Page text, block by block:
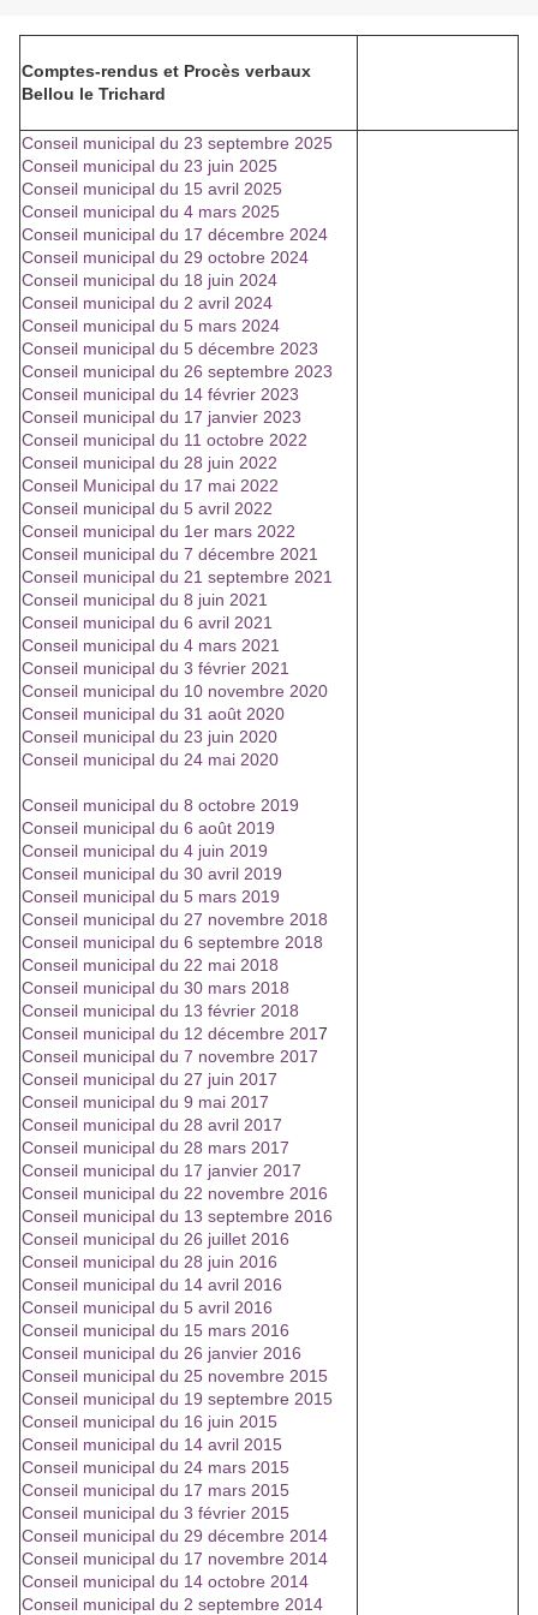
Comptes-rendus et Procès verbaux
Bellou le Trichard
Conseil municipal du 23 septembre 2025
Conseil municipal du 23 juin 2025
Conseil municipal du 15 avril 2025
Conseil municipal du 4 mars 2025
Conseil municipal du 17 décembre 2024
Conseil municipal du 29 octobre 2024
Conseil municipal du 18 juin 2024
Conseil municipal du 2 avril 2024
Conseil municipal du 5 mars 2024
Conseil municipal du 5 décembre 2023
Conseil municipal du 26 septembre 2023
Conseil municipal du 14 février 2023
Conseil municipal du 17 janvier 2023
Conseil municipal du 11 octobre 2022
Conseil municipal du 28 juin 2022
Conseil Municipal du 17 mai 2022
Conseil municipal du 5 avril 2022
Conseil municipal du 1er mars 2022
Conseil municipal du 7 décembre 2021
Conseil municipal du 21 septembre 2021
Conseil municipal du 8 juin 2021
Conseil municipal du 6 avril 2021
Conseil municipal du 4 mars 2021
Conseil municipal du 3 février 2021
Conseil municipal du 10 novembre 2020
Conseil municipal du 31 août 2020
Conseil municipal du 23 juin 2020
Conseil municipal du 24 mai 2020
Conseil municipal du 8 octobre 2019
Conseil municipal du 6 août 2019
Conseil municipal du 4 juin 2019
Conseil municipal du 30 avril 2019
Conseil municipal du 5 mars 2019
Conseil municipal du 27 novembre 2018
Conseil municipal du 6 septembre 2018
Conseil municipal du 22 mai 2018
Conseil municipal du 30 mars 2018
Conseil municipal du 13 février 2018
Conseil municipal du 12 décembre 2017
Conseil municipal du 7 novembre 2017
Conseil municipal du 27 juin 2017
Conseil municipal du 9 mai 2017
Conseil municipal du 28 avril 2017
Conseil municipal du 28 mars 2017
Conseil municipal du 17 janvier 2017
Conseil municipal du 22 novembre 2016
Conseil municipal du 13 septembre 2016
Conseil municipal du 26 juillet 2016
Conseil municipal du 28 juin 2016
Conseil municipal du 14 avril 2016
Conseil municipal du 5 avril 2016
Conseil municipal du 15 mars 2016
Conseil municipal du 26 janvier 2016
Conseil municipal du 25 novembre 2015
Conseil municipal du 19 septembre 2015
Conseil municipal du 16 juin 2015
Conseil municipal du 14 avril 2015
Conseil municipal du 24 mars 2015
Conseil municipal du 17 mars 2015
Conseil municipal du 3 février 2015
Conseil municipal du 29 décembre 2014
Conseil municipal du 17 novembre 2014
Conseil municipal du 14 octobre 2014
Conseil municipal du 2 septembre 2014